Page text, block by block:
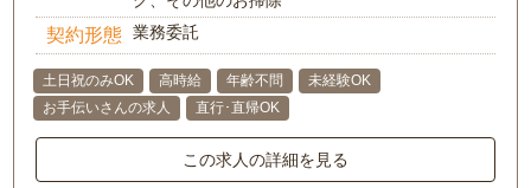
契約形態 業務委託
土日祝のみOK 高時給 年齢不問
未経験OK
お手伝いさんの求人
直行･直帰OK
この求人の詳細を見る